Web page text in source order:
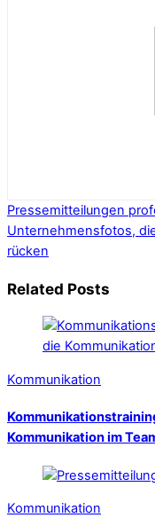
Pressemitteilungen
Unternehmensfotos,
rücken
Related Posts
Kommunikation
Kommunikation im
Kommunikation